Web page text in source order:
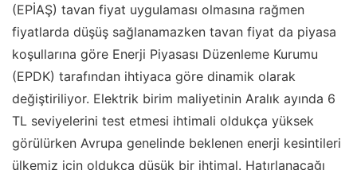
(EPİAŞ) tavan fiyat uygulaması olmasına rağmen
fiyatlarda düşüş sağlanamazken tavan fiyat da piyasa
koşullarına göre Enerji Piyasası Düzenleme Kurumu
(EPDK) tarafından ihtiyaca göre dinamik olarak
değiştiriliyor. Elektrik birim maliyetinin Aralık ayında 6
TL seviyelerini test etmesi ihtimali oldukça yüksek
görülürken Avrupa genelinde beklenen enerji kesintileri
ülkemiz için oldukça düşük bir ihtimal. Hatırlanacağı